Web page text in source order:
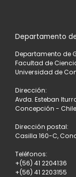
Departamento
Departamento de
Facultad de
Universidad de
Dirección:
Avda. Esteban
Concepción - Chile
Dirección postal:
Casilla 160-C,
Teléfonos:
+(56) 41 2204136
+(56) 41 2203155